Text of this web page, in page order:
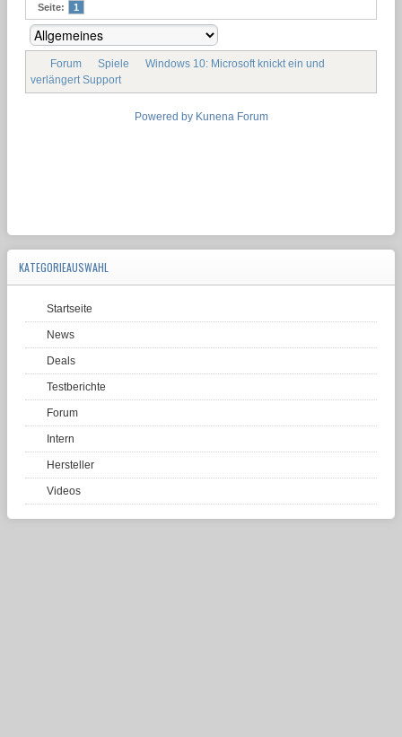
Seite: 1
Forum Spiele
Windows 10: Microsoft knickt ein und
verlängert Support
Powered by Kunena Forum
KATEGORIEAUSWAHL
Startseite
News
Deals
Testberichte
Forum
Intern
Hersteller
Videos